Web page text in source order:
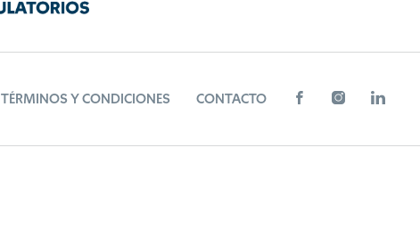
TÉRMINOS Y CONDICIONES CONTACTO